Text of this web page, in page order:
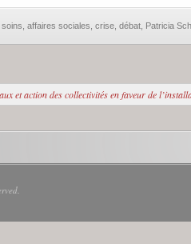
affaires sociales crise débat Patricia
et action des collectivités en faveur de